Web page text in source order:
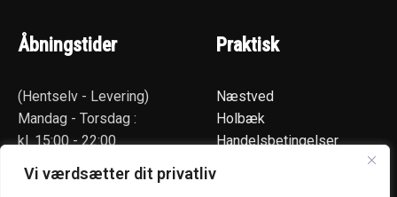
Vi værdsætter dit privatliv
Åbningstider
(Hentselv - Levering)
Mandag - Torsdag :
kl. 15:00 - 22:00
kl. 12:00 - 22:00
Praktisk
Næstved
Holbæk
Handelsbetingelser